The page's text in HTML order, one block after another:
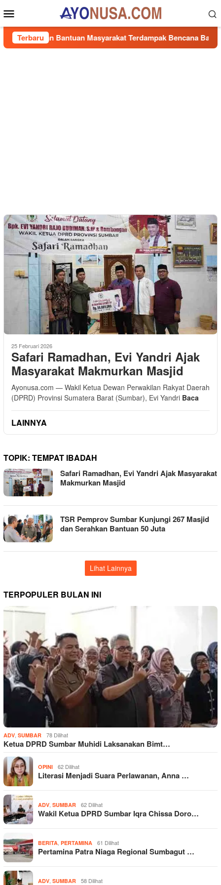
ke
kontenMobile
Terbaru
Bantuan Masyarakat Terdampak Bencana Banjir di
25 Februari 2026
Safari Ramadhan, Evi Yandri Ajak
Masyarakat Makmurkan Masjid
Ayonusa.com — Wakil Ketua Dewan Perwakilan Rakyat Daerah
(DPRD) Provinsi Sumatera Barat (Sumbar), Evi Yandri Baca
LAINNYA
TOPIK: TEMPAT IBADAH
Safari Ramadhan, Evi Yandri Ajak Masyarakat
Makmurkan Masjid
TSR Pemprov Sumbar Kunjungi 267 Masjid
dan Serahkan Bantuan 50 Juta
Lihat Lainnya
TERPOPULER BULAN INI
ADV SUMBAR 78 Dilihat
Ketua DPRD Sumbar Muhidi Laksanakan Bimt…
OPINI 62 Dilihat
Literasi Menjadi Suara Perlawanan, Anna …
ADV SUMBAR 62 Dilihat
Wakil Ketua DPRD Sumbar Iqra Chissa Doro…
BERITA PERTAMINA 61 Dilihat
Pertamina Patra Niaga Regional Sumbagut …
ADV SUMBAR 58 Dilihat